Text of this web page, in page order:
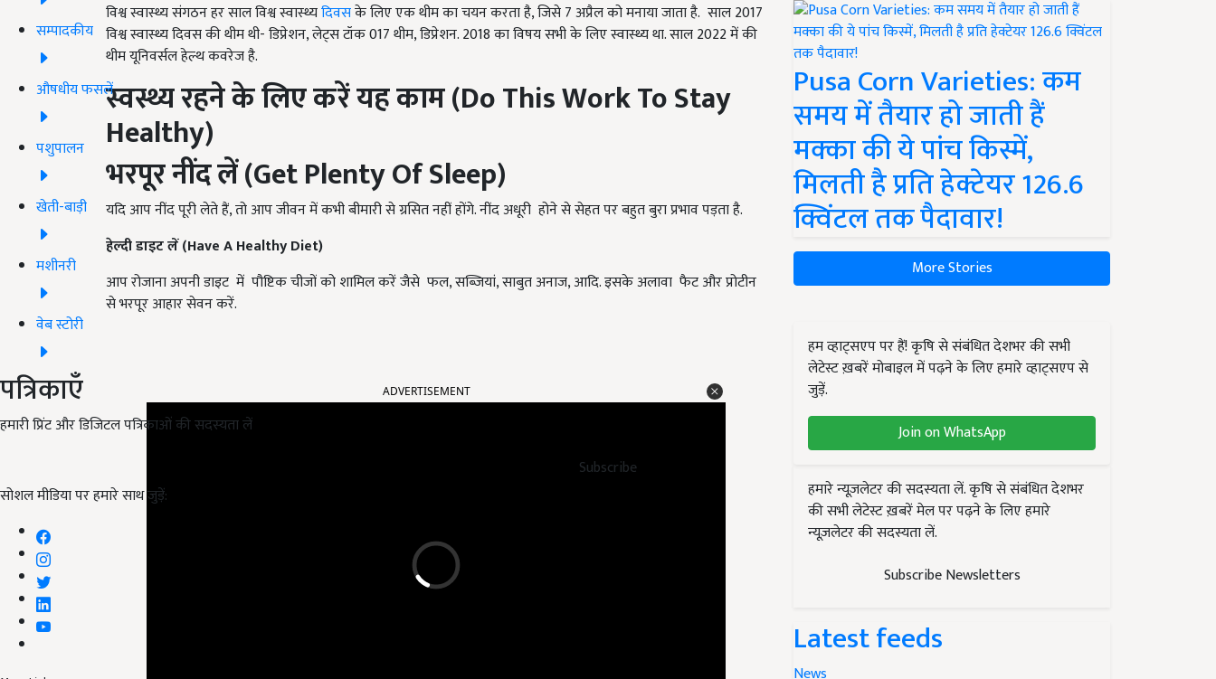
सम्पादकीय
औषधीय फसलें
पशुपालन
खेती-बाड़ी
मशीनरी
वेब स्टोरी
पत्रिकाएँ
हमारी प्रिंट और डिजिटल पत्रिकाओं की सदस्यता लें
Subscribe
सोशल मीडिया पर हमारे साथ जुड़ें:
विश्व स्वास्थ्य संगठन हर साल विश्व स्वास्थ्यदिवसके लिए एक थीम का चयन करता है, जिसे 7 अप्रैल को मनाया जाता है. साल 2017
विश्व स्वास्थ्य दिवस की थीम थी- डिप्रेशन, लेट्स टॉक 017 थीम, डिप्रेशन. 2018 का विषय सभी के लिए स्वास्थ्य था. साल 2022 में की
थीम यूनिवर्सल हेल्थ कवरेज है.
स्वस्थ्य रहने के लिए करें यह काम(Do This Work To Stay
Healthy)
भरपूर नींद लें(Get Plenty Of Sleep)
यदि आप नींद पूरी लेते हैं, तो आप जीवन में कभी बीमारी से ग्रसित नहीं होंगे. नींद अधूरी होने से सेहत पर बहुत बुरा प्रभाव पड़ता है.
हेल्दी डाइट लें(Have A Healthy Diet)
आप रोजाना अपनी डाइट में पौष्टिक चीजों को शामिल करें जैसे फल, सब्जियां, साबुत अनाज, आदि. इसके अलावा फैट और प्रोटीन
से भरपूर आहार सेवन करें.
Pusa Corn Varieties: कम
समय में तैयार हो जाती हैं
मक्का की ये पांच किस्में,
मिलती है प्रति हेक्टेयर 126.6
क्विंटल तक पैदावार!
More Stories
हम व्हाट्सएप पर हैं! कृषि से संबंधित देशभर की सभी
लेटेस्ट ख़बरें मोबाइल में पढ़ने के लिए हमारे व्हाट्सएप से
जुड़ें.
Join on WhatsApp
हमारे न्यूज़लेटर की सदस्यता लें. कृषि से संबंधित देशभर
की सभी लेटेस्ट ख़बरें मेल पर पढ़ने के लिए हमारे
न्यूज़लेटर की सदस्यता लें.
Subscribe Newsletters
Latest feeds
News